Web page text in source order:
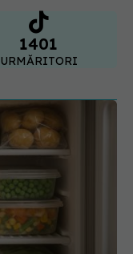
1401
URMĂRITORI